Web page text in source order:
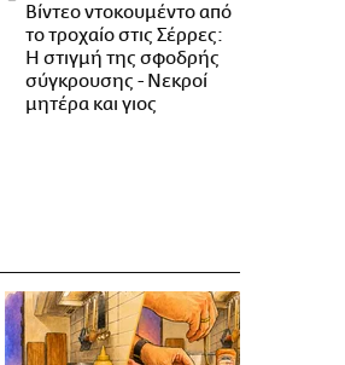
Βίντεο ντοκουμέντο από
το τροχαίο στις Σέρρες:
Η στιγμή της σφοδρής
σύγκρουσης - Νεκροί
μητέρα και γιος